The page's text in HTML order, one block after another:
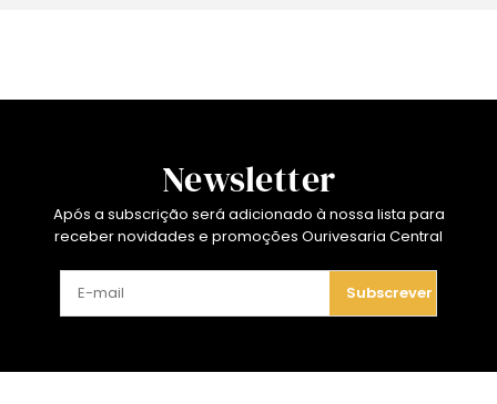
Newsletter
Após a subscrição será adicionado à nossa lista para
receber novidades e promoções Ourivesaria Central
Subscrever